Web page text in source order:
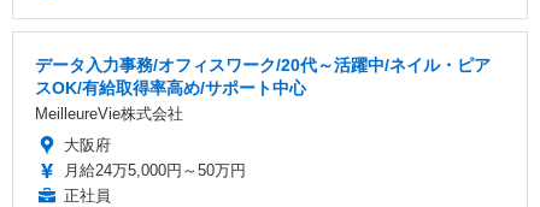
データ入力事務/オフィスワーク/20代～活躍中/ネイル・ピア
スOK/有給取得率高め/サポート中心
MeilleureVie株式会社
大阪府
月給24万5,000円～50万円
正社員